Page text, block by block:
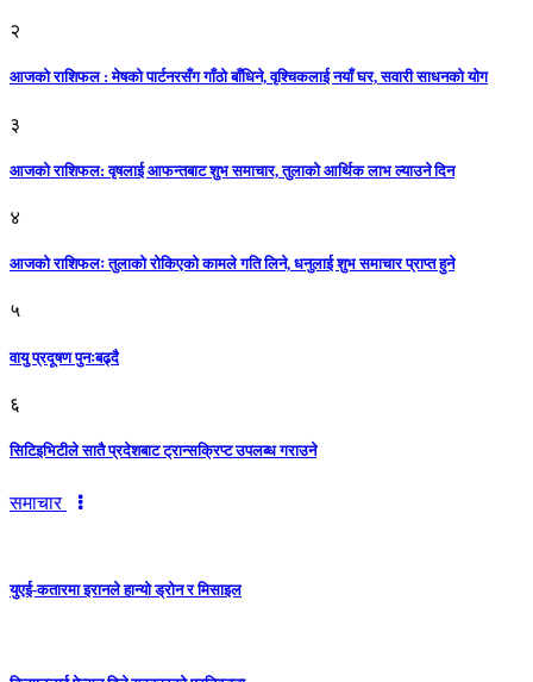
२
आजको राशिफल : मेषको पार्टनरसँग गाँठो बाँधिने, वृश्चिकलाई नयाँ घर, सवारी साधनकाे याेग
३
आजकाे राशिफल: वृषलाई आफन्तबाट शुभ समाचार, तुलाकाे आर्थिक लाभ ल्याउने दिन
४
आजको राशिफलः तुलाकाे रोकिएको कामले गति लिने, धनुलाई शुभ समाचार प्राप्त हुने
५
वायु प्रदूषण पुनःबढ्दै
६
सिटिइभिटीले सातै प्रदेशबाट ट्रान्सक्रिप्ट उपलब्ध गराउने
समाचार
युएई-कतारमा इरानले हान्यो ड्रोन र मिसाइल